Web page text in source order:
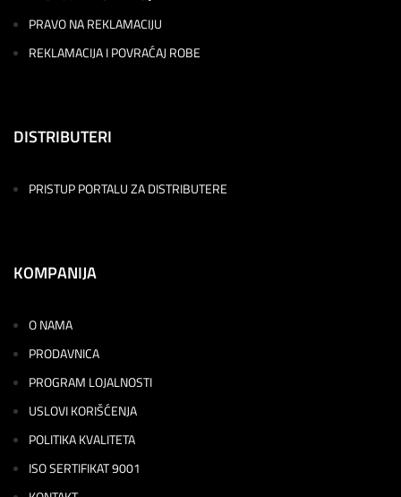
PRAVO NA REKLAMACIJU
REKLAMACIJA I POVRAĆAJ ROBE
DISTRIBUTERI
PRISTUP PORTALU ZA DISTRIBUTERE
KOMPANIJA
O NAMA
PRODAVNICA
PROGRAM LOJALNOSTI
USLOVI KORIŠĆENJA
POLITIKA KVALITETA
ISO SERTIFIKAT 9001